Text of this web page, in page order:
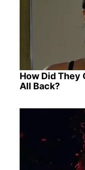
How Did They
All Back?